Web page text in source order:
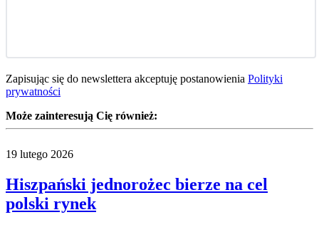
Zapisując się do newslettera akceptuję postanowienia Polityki
prywatności
Może zainteresują Cię również:
19 lutego 2026
Hiszpański jednorożec bierze na cel
polski rynek